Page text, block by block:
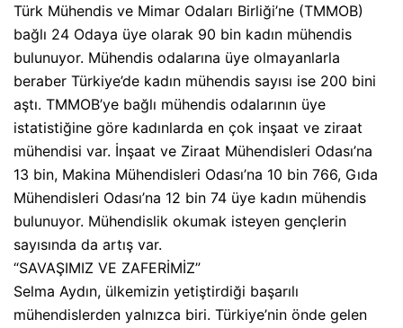
Türk Mühendis ve Mimar Odaları Birliği’ne (TMMOB)
bağlı 24 Odaya üye olarak 90 bin kadın mühendis
bulunuyor. Mühendis odalarına üye olmayanlarla
beraber Türkiye’de kadın mühendis sayısı ise 200 bini
aştı. TMMOB’ye bağlı mühendis odalarının üye
istatistiğine göre kadınlarda en çok inşaat ve ziraat
mühendisi var. İnşaat ve Ziraat Mühendisleri Odası’na
13 bin, Makina Mühendisleri Odası’na 10 bin 766, Gıda
Mühendisleri Odası’na 12 bin 74 üye kadın mühendis
bulunuyor. Mühendislik okumak isteyen gençlerin
sayısında da artış var.
“SAVAŞIMIZ VE ZAFERİMİZ”
Selma Aydın, ülkemizin yetiştirdiği başarılı
mühendislerden yalnızca biri. Türkiye’nin önde gelen